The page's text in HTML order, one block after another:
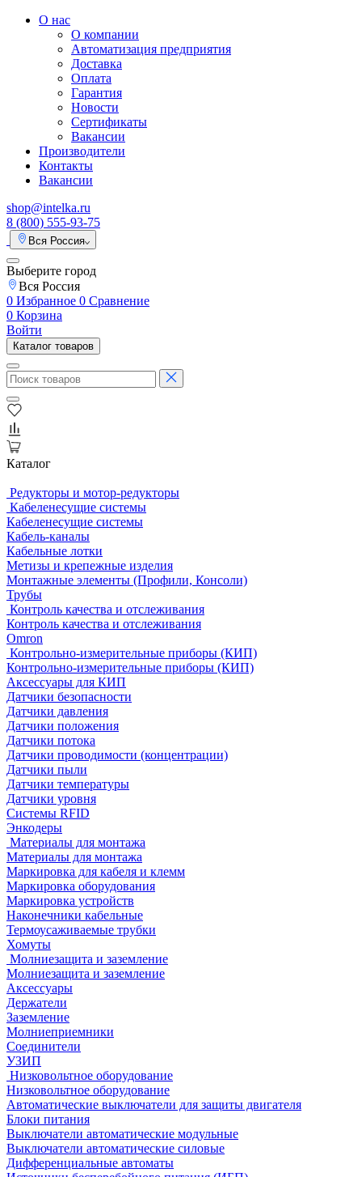
О нас
О компании
Автоматизация предприятия
Доставка
Оплата
Гарантия
Новости
Сертификаты
Вакансии
Производители
Контакты
Вакансии
shop@intelka.ru
8 (800) 555-93-75
Вся Россия
Выберите город
Вся Россия
0 Избранное 0 Сравнение
0 Корзина
Войти
Каталог товаров
Каталог
Редукторы и мотор-редукторы
Кабеленесущие системы
Кабеленесущие системы
Кабель-каналы
Кабельные лотки
Метизы и крепежные изделия
Монтажные элементы (Профили, Консоли)
Трубы
Контроль качества и отслеживания
Контроль качества и отслеживания
Omron
Контрольно-измерительные приборы (КИП)
Контрольно-измерительные приборы (КИП)
Аксессуары для КИП
Датчики безопасности
Датчики давления
Датчики положения
Датчики потока
Датчики проводимости (концентрации)
Датчики пыли
Датчики температуры
Датчики уровня
Системы RFID
Энкодеры
Материалы для монтажа
Материалы для монтажа
Маркировка для кабеля и клемм
Маркировка оборудования
Маркировка устройств
Наконечники кабельные
Термоусаживаемые трубки
Хомуты
Молниезащита и заземление
Молниезащита и заземление
Аксессуары
Держатели
Заземление
Молниеприемники
Соединители
УЗИП
Низковольтное оборудование
Низковольтное оборудование
Автоматические выключатели для защиты двигателя
Блоки питания
Выключатели автоматические модульные
Выключатели автоматические силовые
Дифференциальные автоматы